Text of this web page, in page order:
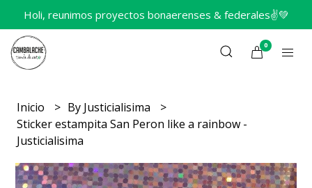
Holi, reunimos proyectos bonaerenses & federales✌️💚
0
Inicio
By Justicialisima
Sticker estampita San Peron like a rainbow -
Justicialisima